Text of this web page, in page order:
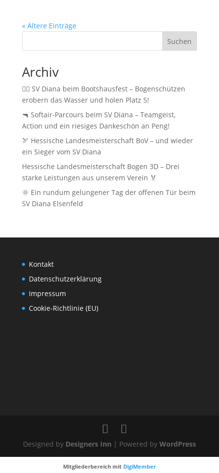
« Ältere Einträge
Suchen
Archiv
🚣‍♂️ SV Diana beim Bootshausfest – Bogenschützen
erobern das Wasser und holen Platz 5!
🔫 Softair‑Parcours beim SV Diana – Teamgeist,
Action und ein riesiges Dankeschön an Peng!
🏹 Hessische Landesmeisterschaft BoV – und wieder
ein Sieger vom SV Diana
Hessische Landesmeisterschaft Bogen 3D – Drei
starke Leistungen aus unserem Verein 🏅
🌞 Ein rundum gelungener Tag der offenen Tür beim
SV Diana Elsenfeld
Kontakt
Datenschutzerklärung
Impressum
Cookie-Richtlinie (EU)
Designed by Designers Inn | Powered by WordPress
Mitgliederbereich mit DigiMember